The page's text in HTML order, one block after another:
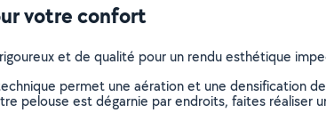
votre confort
et de qualité pour un rendu esthétique
permet une aération et une densification
pelouse est dégarnie par endroits, faites réaliser